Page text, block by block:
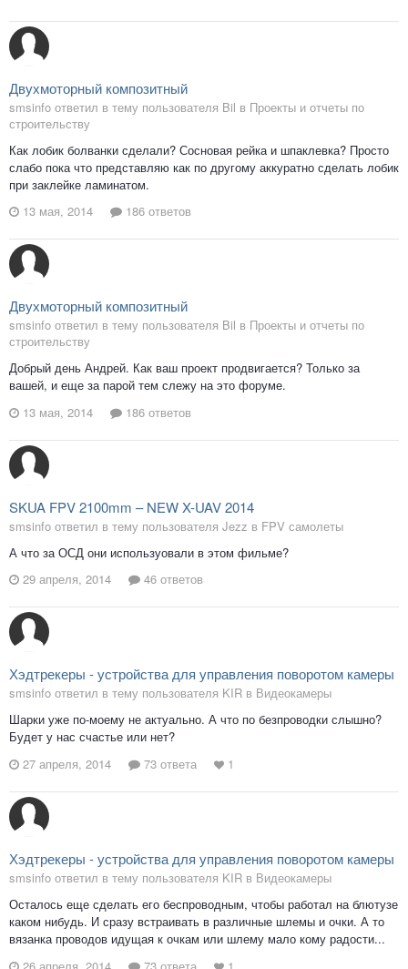
Двухмоторный композитный
smsinfo ответил в тему пользователя Bil в Проекты и отчеты по
строительству
Как лобик болванки сделали? Сосновая рейка и шпаклевка? Просто
слабо пока что представляю как по другому аккуратно сделать лобик
при заклейке ламинатом.
13 мая, 2014
186 ответов
Двухмоторный композитный
smsinfo ответил в тему пользователя Bil в Проекты и отчеты по
строительству
Добрый день Андрей. Как ваш проект продвигается? Только за
вашей, и еще за парой тем слежу на это форуме.
13 мая, 2014
186 ответов
SKUA FPV 2100mm – NEW X-UAV 2014
smsinfo ответил в тему пользователя Jezz в FPV самолеты
А что за ОСД они используовали в этом фильме?
29 апреля, 2014
46 ответов
Хэдтрекеры - устройства для управления поворотом камеры
smsinfo ответил в тему пользователя KIR в Видеокамеры
Шарки уже по-моему не актуально. А что по безпроводки слышно?
Будет у нас счастье или нет?
27 апреля, 2014
73 ответа 1
Хэдтрекеры - устройства для управления поворотом камеры
smsinfo ответил в тему пользователя KIR в Видеокамеры
Осталось еще сделать его беспроводным, чтобы работал на блютузе
каком нибудь. И сразу встраивать в различные шлемы и очки. А то
вязанка проводов идущая к очкам или шлему мало кому радости...
26 апреля, 2014
73 ответа 1